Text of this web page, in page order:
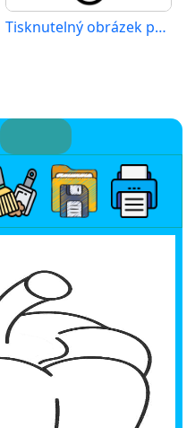
Tisknutelný obrázek papriky